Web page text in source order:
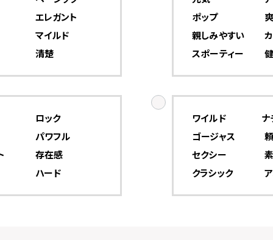
エレガント
マイルド
清楚
ポップ
親しみやすい
スポーティー
ロック
パワフル
存在感
ハード
ワイルド
ナ
ゴージャス
セクシー
クラシック